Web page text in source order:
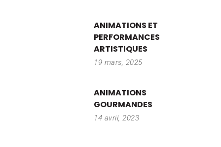
ANIMATIONS ET
PERFORMANCES
ARTISTIQUES
19 mars, 2025
ANIMATIONS
GOURMANDES
14 avril, 2023